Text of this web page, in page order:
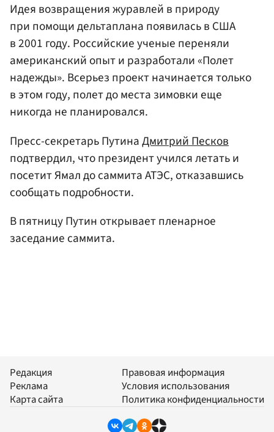
Идея возвращения журавлей в природу
при помощи дельтаплана появилась в США
в 2001 году. Российские ученые переняли
американский опыт и разработали «Полет
надежды». Всерьез проект начинается только
в этом году, полет до места зимовки еще
никогда не планировался.
Пресс-секретарь ПутинаДмитрий Песков
подтвердил, что президент учился летать и
посетит Ямал до саммита АТЭС, отказавшись
сообщать подробности.
В пятницу Путин открывает пленарное
заседание саммита.
Редакция
Реклама
Карта сайта
Правовая информация
Условия использования
Политика конфиденциальности